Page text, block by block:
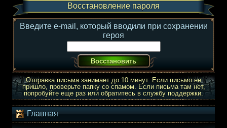
Восстановление пароля
Введите e-mail, который вводили при сохранении
героя
Отправка письма занимает до 10 минут. Если письмо не
пришло, проверьте папку со спамом. Если письма там нет,
попробуйте еще раз или обратитесь в службу поддержки.
Главная